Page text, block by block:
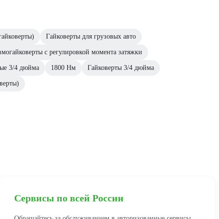
Гайковерты для грузовых авто
с регулировкой момента затяжки
3/4 дюйма 1800 Нм Гайковерты 3/4 дюйма
Сервисы по всей России